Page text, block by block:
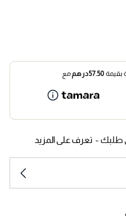
57.50درهممع
تعرف على المزيد